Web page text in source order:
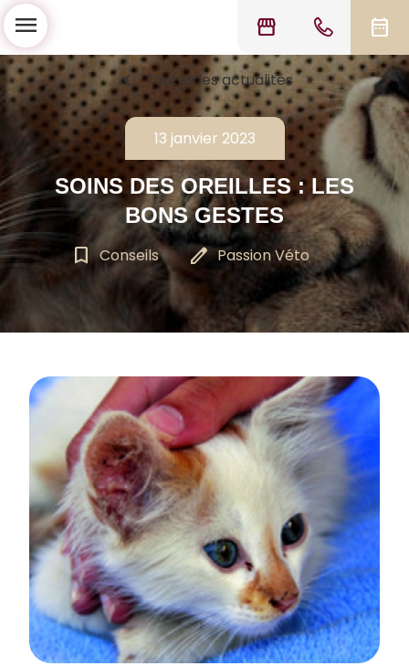
storefront date_range
menu
chevron_left Toutes les actualités
13 janvier 2023
SOINS DES OREILLES : LES
BONS GESTES
bookmark_border Conseils edit Passion Véto